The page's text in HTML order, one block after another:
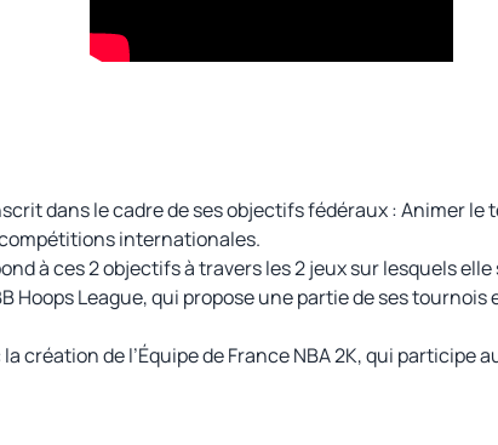
dans le cadre de ses objectifs fédéraux : Animer
internationales.
à ces 2 objectifs à travers les 2 jeux sur lesquels elle
Hoops League, qui propose une partie de ses
création de l’Équipe de France NBA 2K, qui